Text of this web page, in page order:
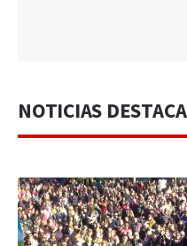
NOTICIAS